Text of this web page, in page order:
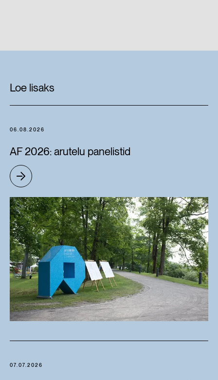
Loe lisaks
06.08.2026
AF 2026: arutelu panelistid
07.07.2026